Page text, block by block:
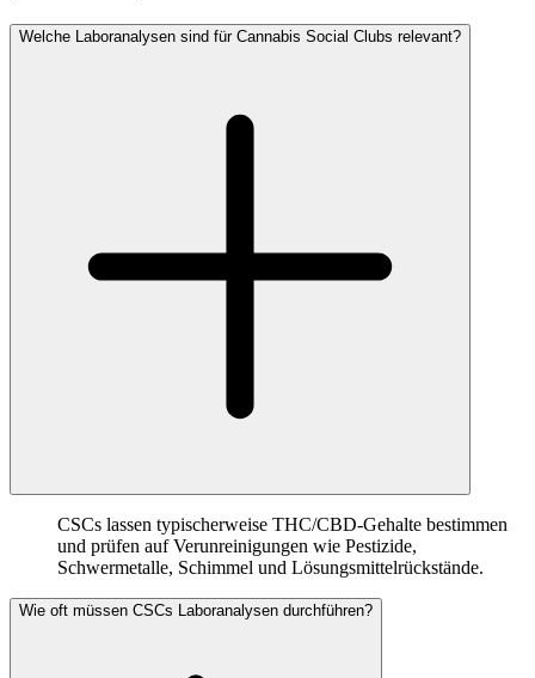
Welche Laboranalysen sind für Cannabis Social Clubs relevant?
CSCs lassen typischerweise THC/CBD-Gehalte bestimmen
und prüfen auf Verunreinigungen wie Pestizide,
Schwermetalle, Schimmel und Lösungsmittelrückstände.
Wie oft müssen CSCs Laboranalysen durchführen?